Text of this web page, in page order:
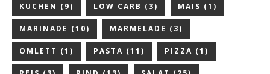
KUCHEN (9) LOW CARB (3) MAIS (1)
MARINADE (10) MARMELADE (3)
OMLETT (1) PASTA (11) PIZZA (1)